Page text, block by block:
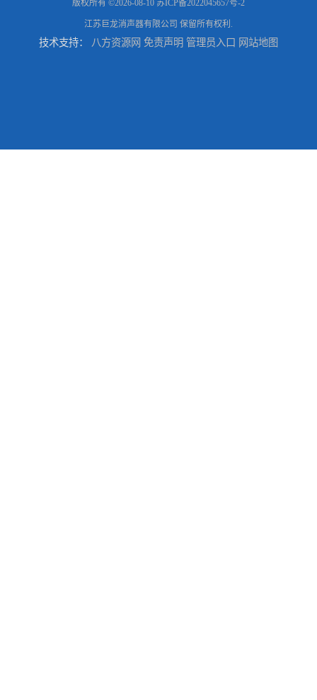
版权所有 ©2026-08-10 苏ICP备2022045657号-2
江苏巨龙消声器有限公司 保留所有权利.
技术支持： 八方资源网 免责声明 管理员入口 网站地图